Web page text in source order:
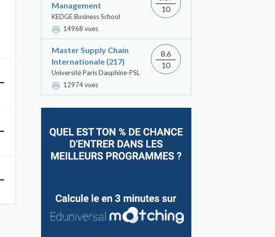
Management
KEDGE Business School
14968 vues
10
Master Supply Chain
Internationale (217)
Université Paris Dauphine-PSL
12974 vues
8.6
10